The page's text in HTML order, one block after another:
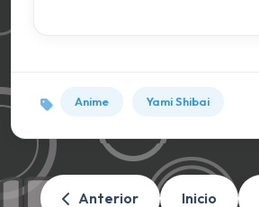
Anime Yami Shibai
Anterior Inicio